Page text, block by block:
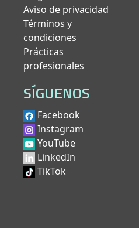
Aviso de privacidad
Términos y
condiciones
Prácticas
profesionales
SÍGUENOS
Facebook
Instagram
YouTube
LinkedIn
TikTok